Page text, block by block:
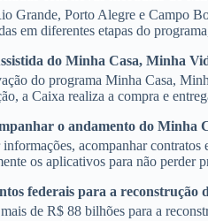
Grande, Porto Alegre e Campo
em diferentes etapas do
do Minha Casa, Minha
do programa Minha Casa,
a Caixa realiza a compra e
o andamento do Minha
acompanhar
os aplicativos para não perder
federais para a reconstrução
de R$ 88 bilhões para a